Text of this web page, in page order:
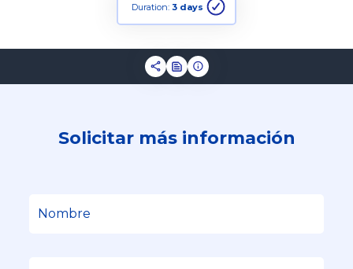
Duration: 3 days
Solicitar más información